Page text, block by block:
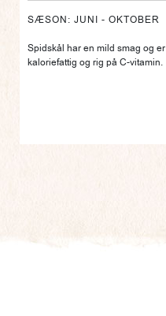
SÆSON: JUNI - OKTOBER
Spidskål har en mild smag og er
kaloriefattig og rig på C-vitamin.